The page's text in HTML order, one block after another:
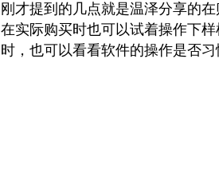
刚才提到的几点就是温泽分享的
在实际购买时也可以试着操作下
时，也可以看看软件的操作是否